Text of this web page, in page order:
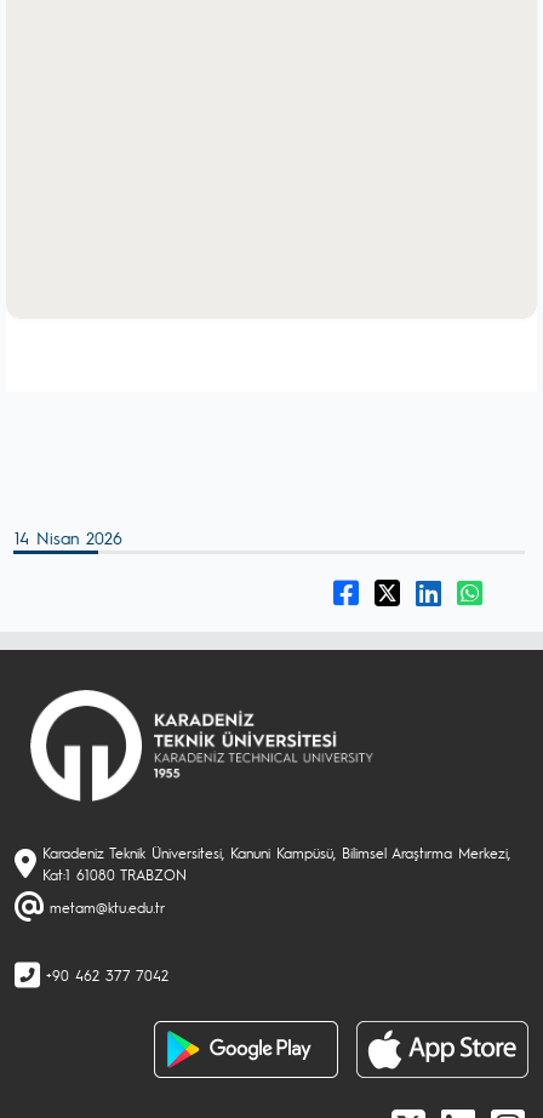
14 Nisan 2026
Karadeniz Teknik Üniversitesi, Kanuni Kampüsü, Bilimsel Araştırma Merkezi,
Kat:1 61080 TRABZON
metam@ktu.edu.tr
+90 462 377 7042